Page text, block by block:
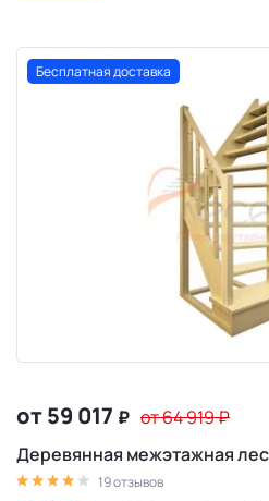
Бесплатная доставка
от 59 017 ₽ от 64 919₽
Деревянная межэтажная
19 отзывов